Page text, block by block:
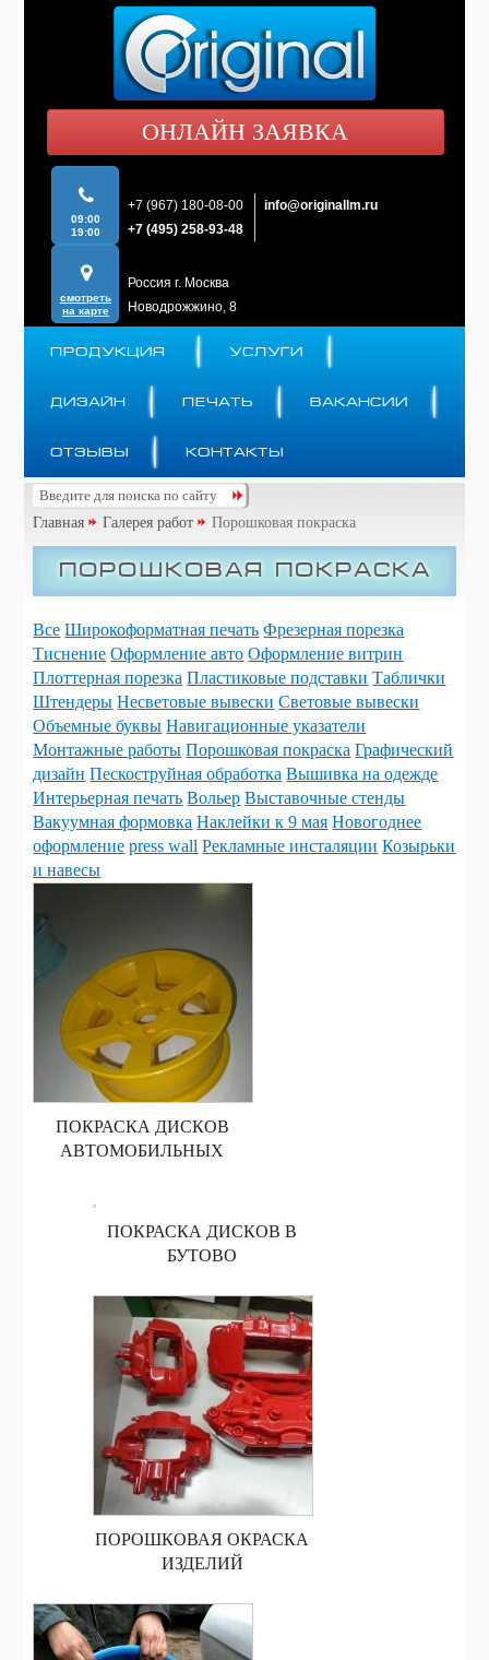
09:00
19:00
+7 (967) 180-08-00
+7 (495) 258-93-48
info@originallm.ru
смотреть
на карте
Россия г. Москва
Новодрожжино, 8
ОНЛАЙН ЗАЯВКА
ПРОДУКЦИЯ УСЛУГИ
ДИЗАЙН ПЕЧАТЬ ВАКАНСИИ
ОТЗЫВЫ КОНТАКТЫ
Главная Галерея работ Порошковая покраска
Порошковая покраска
Все Широкоформатная печать Фрезерная порезка
Тиснение Оформление авто Оформление витрин
Плоттерная порезка Пластиковые подставки Таблички
Штендеры Несветовые вывески Световые вывески
Объемные буквы Навигационные указатели
Монтажные работы Порошковая покраска Графический
дизайн Пескоструйная обработка Вышивка на одежде
Интерьерная печать Вольер Выставочные стенды
Вакуумная формовка Наклейки к 9 мая Новогоднее
оформление press wall Рекламные инсталяции Козырьки
и навесы
ПОКРАСКА ДИСКОВ
АВТОМОБИЛЬНЫХ
ПОКРАСКА ДИСКОВ В
БУТОВО
ПОРОШКОВАЯ ОКРАСКА
ИЗДЕЛИЙ